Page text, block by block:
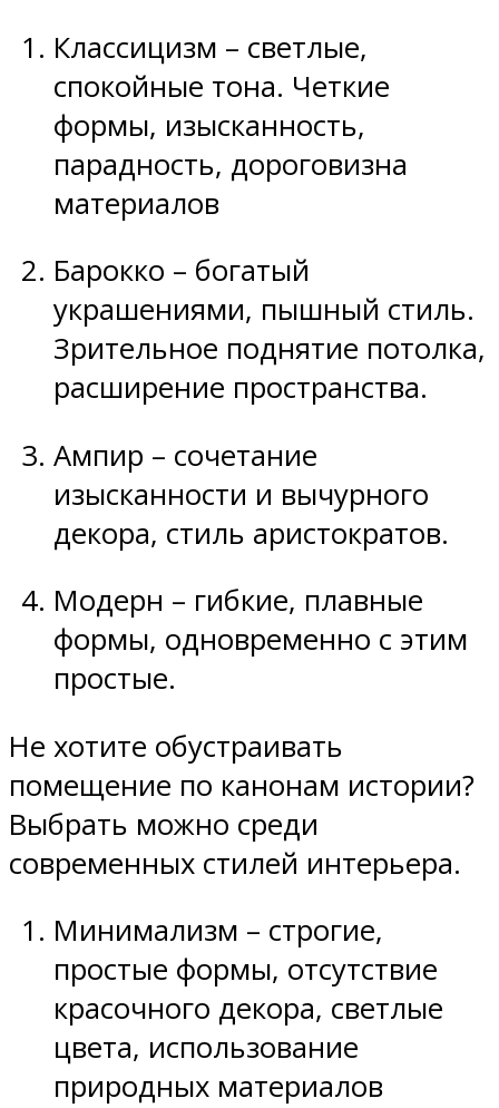
Классицизм – светлые,
спокойные тона. Четкие
формы, изысканность,
парадность, дороговизна
материалов
Барокко – богатый
украшениями, пышный стиль.
Зрительное поднятие потолка,
расширение пространства.
Ампир – сочетание
изысканности и вычурного
декора, стиль аристократов.
Модерн – гибкие, плавные
формы, одновременно с этим
простые.
Не хотите обустраивать
помещение по канонам истории?
Выбрать можно среди
современных стилей интерьера.
Минимализм – строгие,
простые формы, отсутствие
красочного декора, светлые
цвета, использование
природных материалов